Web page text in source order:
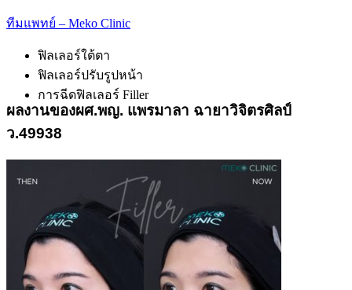
ทีมแพทย์ – Meko Clinic
ฟิลเลอร์ใต้ตา
ฟิลเลอร์ปรับรูปหน้า
การฉีดฟิลเลอร์ Filler
ผลงานของผศ.พญ. แพรมาลา ฉายาวิจิตรศิลป์
ว.49938